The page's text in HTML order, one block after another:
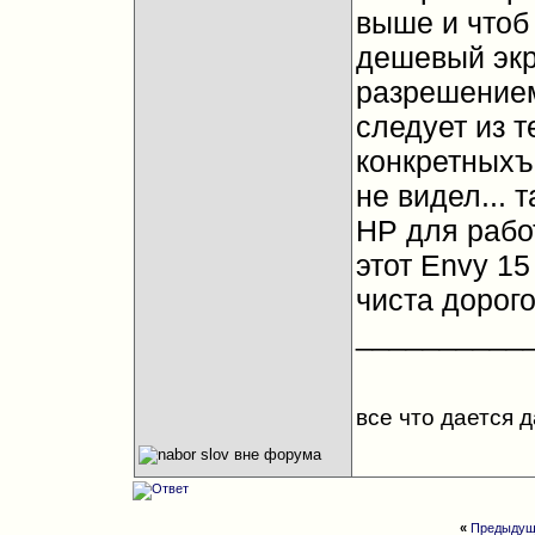
выше и чтоб
дешевый
следует из
не видел...
НР для
этот Envy
чиста
все что дается
«